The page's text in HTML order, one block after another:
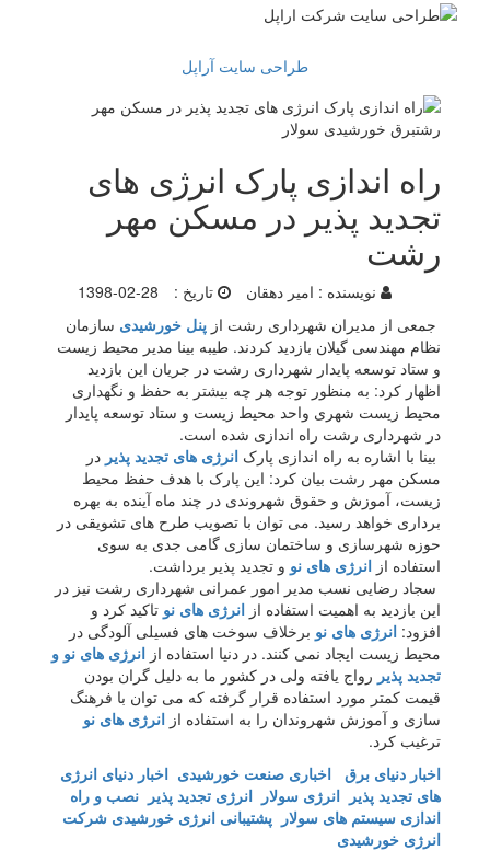
طراحی سایت آراپل
راه اندازی پارک انرژی های
تجدید پذیر در مسکن مهر
رشت
نویسنده : امیر دهقان تاریخ :
1398-02-28
جمعی از مدیران شهرداری رشت از پنل خورشیدی سازمان
نظام مهندسی گیلان بازدید کردند. طیبه بینا مدیر محیط زیست
و ستاد توسعه پایدار شهرداری رشت در جریان این بازدید
اظهار کرد: به منظور توجه هر چه بیشتر به حفظ و نگهداری
محیط زیست شهری واحد محیط زیست و ستاد توسعه پایدار
در شهرداری رشت راه اندازی شده است.
بینا با اشاره به راه اندازی پارک انرژی های تجدید پذیر در
مسکن مهر رشت بیان کرد: این پارک با هدف حفظ محیط
زیست، آموزش و حقوق شهروندی در چند ماه آینده به بهره
برداری خواهد رسید. می توان با تصویب طرح های تشویقی در
حوزه شهرسازی و ساختمان سازی گامی جدی به سوی
استفاده از انرژی های نو و تجدید پذیر برداشت.
سجاد رضایی نسب مدیر امور عمرانی شهرداری رشت نیز در
این بازدید به اهمیت استفاده از انرژی های نو تاکید کرد و
افزود: انرژی های نو برخلاف سوخت های فسیلی آلودگی در
محیط زیست ایجاد نمی کنند. در دنیا استفاده از انرژی های نو و
تجدید پذیر رواج یافته ولی در کشور ما به دلیل گران بودن
قیمت کمتر مورد استفاده قرار گرفته که می توان با فرهنگ
سازی و آموزش شهروندان را به استفاده از انرژی های نو
ترغیب کرد.
اخبار دنیای برق اخباری صنعت خورشیدی اخبار دنیای انرژی
های تجدید پذیر انرژی سولار انرژی تجدید پذیر نصب و راه
اندازی سیستم های سولار پشتیبانی انرژی خورشیدی شرکت
انرژی خورشیدی